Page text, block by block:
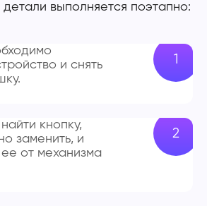
выполняется поэтапно:
и снять
кнопку,
заменить, и
от механизма